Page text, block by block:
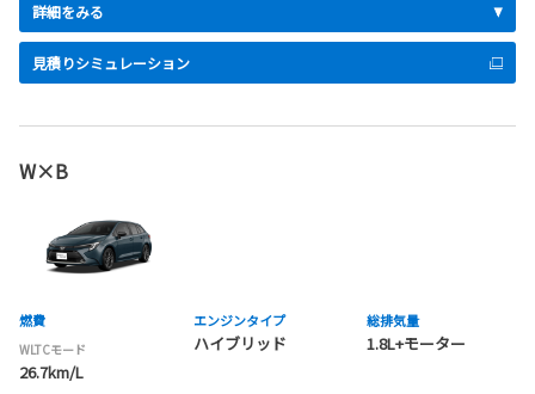
詳細をみる
見積りシミュレーション
W×B
燃費
WLTCモード
26.7km/L
エンジンタイプ
ハイブリッド
総排気量
1.8L+モーター